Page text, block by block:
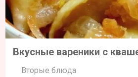
Вкусные вареники с
Вторые блюда